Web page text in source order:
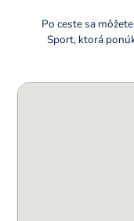
Po ceste sa
Sport, ktorá